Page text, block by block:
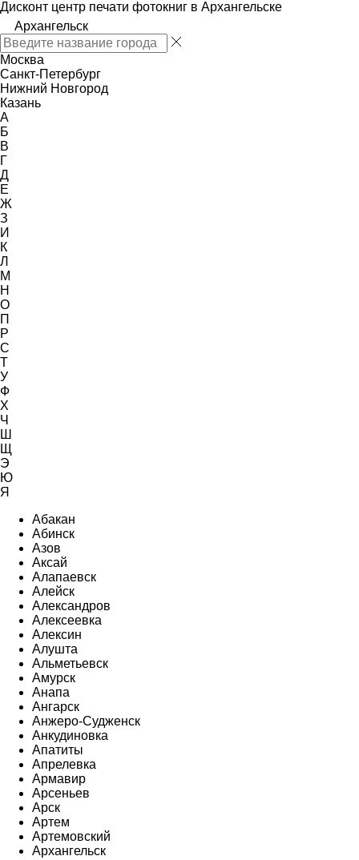
Дисконт центр печати фотокниг в Архангельске
Архангельск
Москва
Санкт-Петербург
Нижний Новгород
Казань
А
Б
В
Г
Д
Е
Ж
З
И
К
Л
М
Н
О
П
Р
С
Т
У
Ф
Х
Ч
Ш
Щ
Э
Ю
Я
Абакан
Абинск
Азов
Аксай
Алапаевск
Алейск
Александров
Алексеевка
Алексин
Алушта
Альметьевск
Амурск
Анапа
Ангарск
Анжеро-Судженск
Анкудиновка
Апатиты
Апрелевка
Армавир
Арсеньев
Арск
Артем
Артемовский
Архангельск